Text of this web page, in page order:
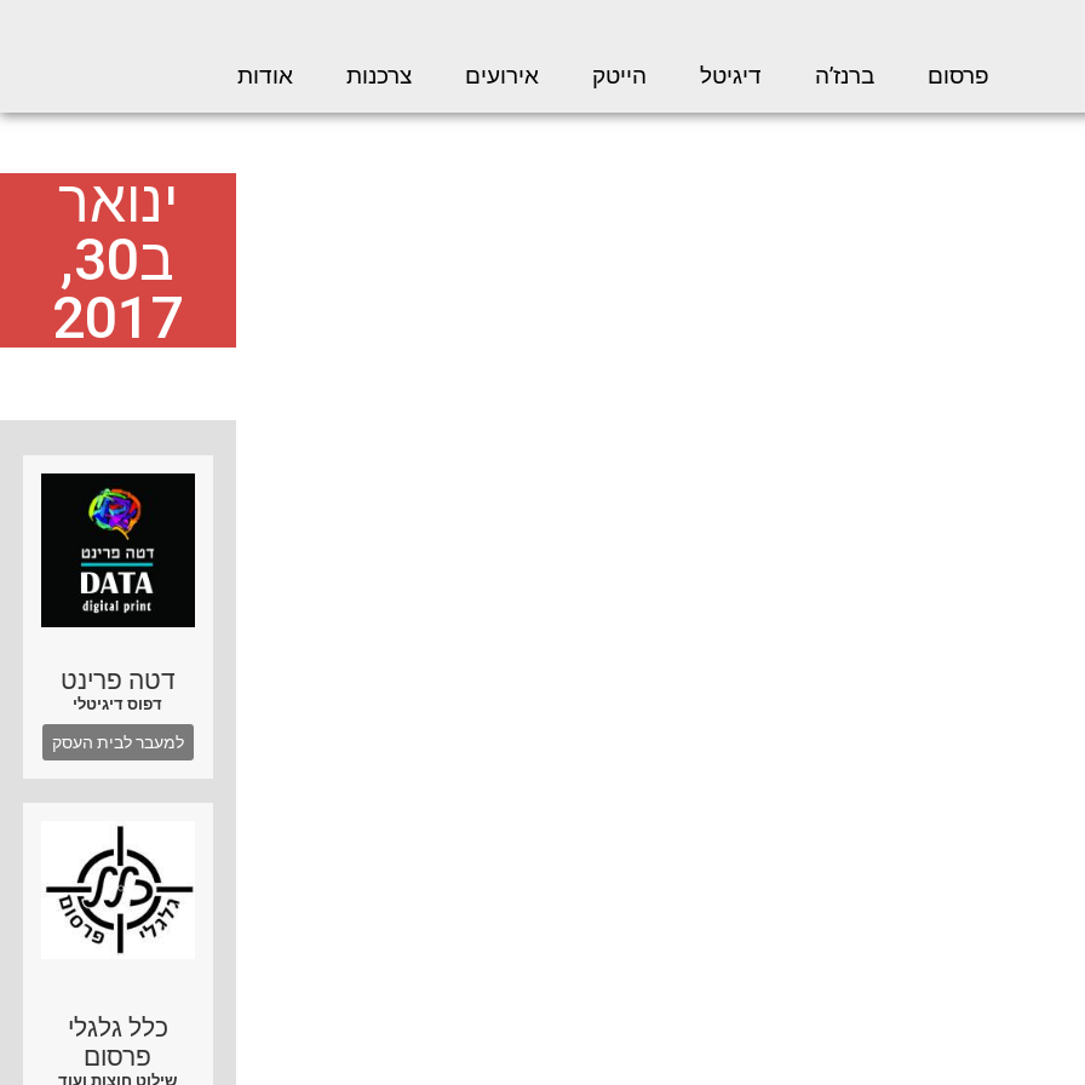
פרסום ברנז’ה דיגיטל הייטק אירועים צרכנות אודות
ינואר
ב30,
2017
דטה פרינט
דפוס דיגיטלי
למעבר לבית העסק
כלל גלגלי
פרסום
שילוט חוצות ועוד